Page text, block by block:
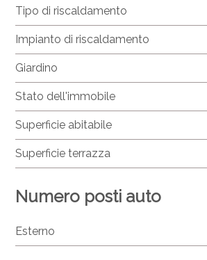
Tipo di riscaldamento
Impianto di riscaldamento
Giardino
Stato dell'immobile
Superficie abitabile
Superficie terrazza
Numero posti auto
Esterno